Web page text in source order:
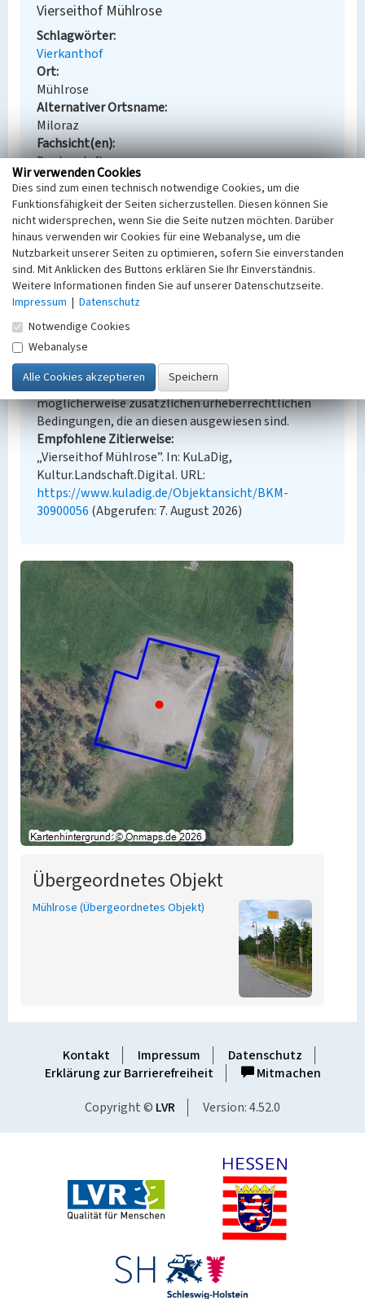
Vierseithof Mühlrose
Schlagwörter
Vierkanthof
Ort
Mühlrose
Alternativer Ortsname
Miloraz
Fachsicht(en)
Denkmalpflege
Erfassungsmaßstab
Keine Angabe
Erfassungsmethode
Übernahme aus externer Fachdatenbank
Empfohlene Zitierweise
Urheberrechtlicher Hinweis
Der hier präsentierte Inhalt steht unter der freien
Lizenz CC BY-NC 4.0 (Namensnennung, nicht
kommerziell). Die angezeigten Medien unterliegen
möglicherweise zusätzlichen urheberrechtlichen
Bedingungen, die an diesen ausgewiesen sind.
Empfohlene Zitierweise
„Vierseithof Mühlrose”. In: KuLaDig,
Kultur.Landschaft.Digital. URL:
https://www.kuladig.de/Objektansicht/BKM-
30900056 (Abgerufen: 7. August 2026)
Übergeordnetes Objekt
Mühlrose (Übergeordnetes Objekt)
Kontakt Impressum
Datenschutz
Erklärung zur Barrierefreiheit
Mitmachen
Copyright © LVR Version: 4.52.0
Wir verwenden Cookies
Dies sind zum einen technisch notwendige Cookies, um die
Funktionsfähigkeit der Seiten sicherzustellen. Diesen können Sie
nicht widersprechen, wenn Sie die Seite nutzen möchten. Darüber
hinaus verwenden wir Cookies für eine Webanalyse, um die
Nutzbarkeit unserer Seiten zu optimieren, sofern Sie einverstanden
sind. Mit Anklicken des Buttons erklären Sie Ihr Einverständnis.
Weitere Informationen finden Sie auf unserer Datenschutzseite.
Impressum | Datenschutz
Notwendige Cookies
Webanalyse